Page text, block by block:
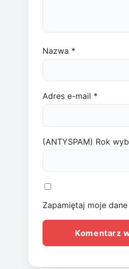
Nazwa *
Adres e-mail *
(ANTYSPAM) Rok
Zapamiętaj moje